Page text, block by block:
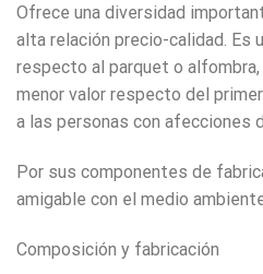
Ofrece una diversidad
alta relación precio-calidad. Es
respecto al parquet o
menor valor respecto del
a las personas con afecciones
Por sus componentes de
amigable con el medio
Composición y fabricación